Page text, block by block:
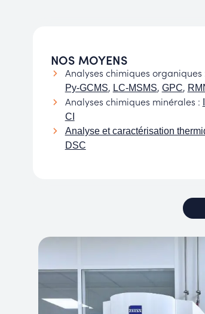
NOS MOYENS
Analyses chimiques organiques
Py-GCMS, LC-MSMS, GPC,
Analyses chimiques minérales :
CI
Analyse et caractérisation
DSC